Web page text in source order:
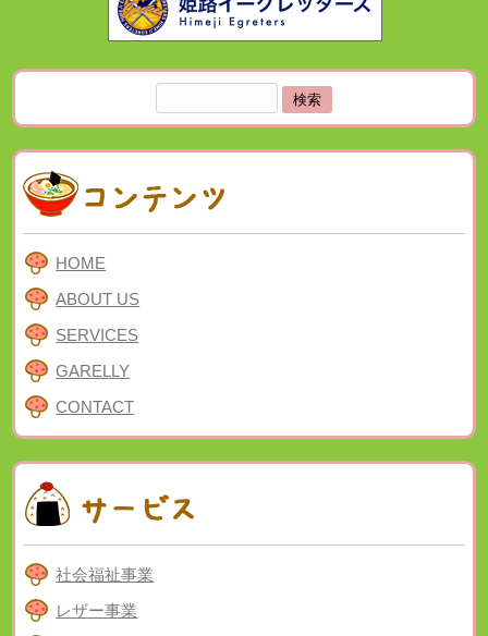
索:
HOME
ABOUT US
SERVICES
GARELLY
CONTACT
社会福祉事業
レザー事業